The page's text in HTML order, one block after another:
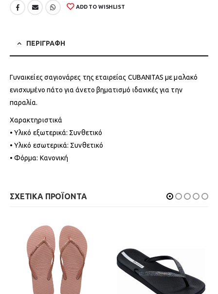
ADD TO WISHLIST
ΠΕΡΙΓΡΑΦΗ
Γυναικείες σαγιονάρες της εταιρείας CUBANITAS με μαλακό
ενισχυμένο πάτο για άνετο βηματισμό ιδανικές για την
παραλία.
Χαρακτηριστικά
• Υλικό εξωτερικά: Συνθετικό
• Υλικό εσωτερικά: Συνθετικό
• Φόρμα: Κανονική
ΣΧΕΤΙΚΑ ΠΡΟΪΟΝΤΑ